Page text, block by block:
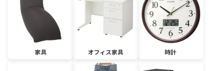
家具 オフィス家具 時計